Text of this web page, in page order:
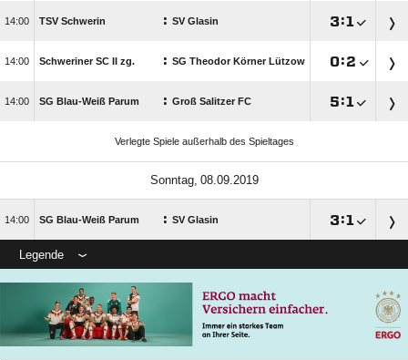
 TSV Schwerin : SV Glasin :
 Schweriner SC II zg. : SG Theodor Körner Lützow :
 SG Blau-Weiß Parum : Groß Salitzer FC :
Verlegte Spiele außerhalb des Spieltages
 
 SG Blau-Weiß Parum : SV Glasin :
Legende